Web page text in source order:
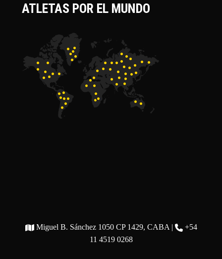
ATLETAS POR EL MUNDO
Miguel B. Sánchez 1050 CP 1429, CABA |
+54
11 4519 0268